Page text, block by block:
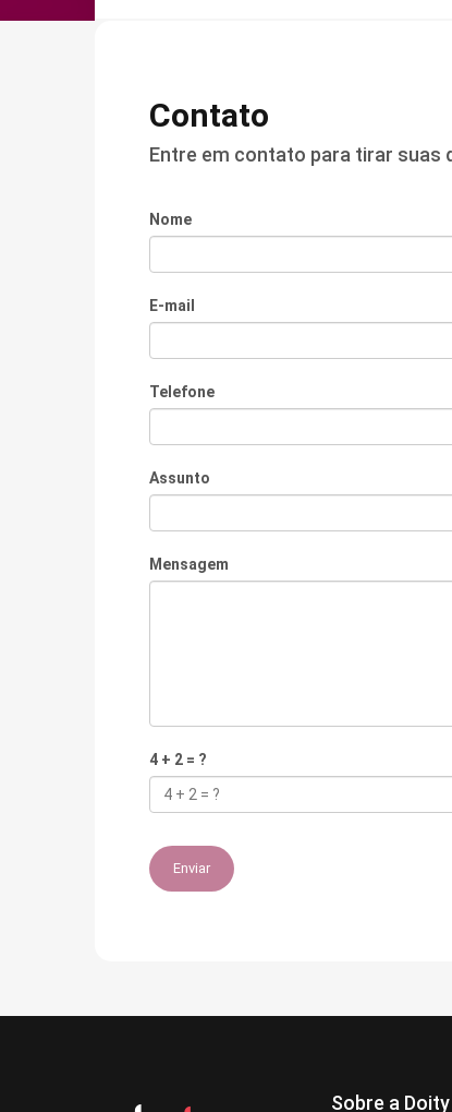
Contato
Entre em contato para tirar suas
Nome
E-mail
Telefone
Assunto
Mensagem
4 + 2 = ?
Enviar
Sobre a Doity